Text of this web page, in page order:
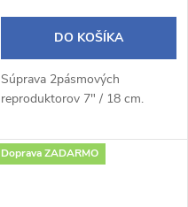
DO KOŠÍKA
Súprava 2pásmových
reproduktorov 7" / 18 cm.
Doprava ZADARMO